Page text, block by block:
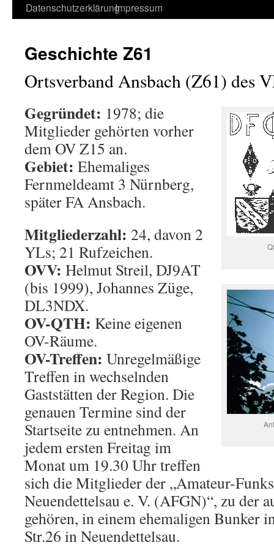
springen
DatenschutzerklärungImpressum
Geschichte Z61
Ortsverband Ansbach (Z61) des
Gegründet: 1978; die
Mitglieder gehörten vorher
dem OV Z15 an.
Gebiet: Ehemaliges
Fernmeldeamt 3 Nürnberg,
später FA Ansbach.
Mitgliederzahl: 24, davon 2
YLs; 21 Rufzeichen.
OVV: Helmut Streil, DJ9AT
(bis 1999), Johannes Züge,
DL3NDX.
OV-QTH: Keine eigenen
OV-Räume.
OV-Treffen: Unregelmäßige
Treffen in wechselnden
Gaststätten der Region. Die
genauen Termine sind der
Startseite zu entnehmen. An
jedem ersten Freitag im
Monat um 19.30 Uhr treffen
sich die Mitglieder der „Amateur-
Neuendettelsau e. V. (AFGN)“, zu der
gehören, in einem ehemaligen Bunker
Str.26 in Neuendettelsau.